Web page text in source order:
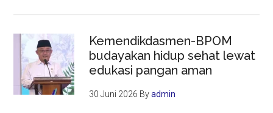
Kemendikdasmen-BPOM
budayakan hidup sehat lewat
edukasi pangan aman
30 Juni 2026 Byadmin